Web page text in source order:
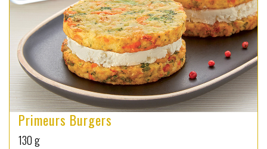
Primeurs Burgers
130 g